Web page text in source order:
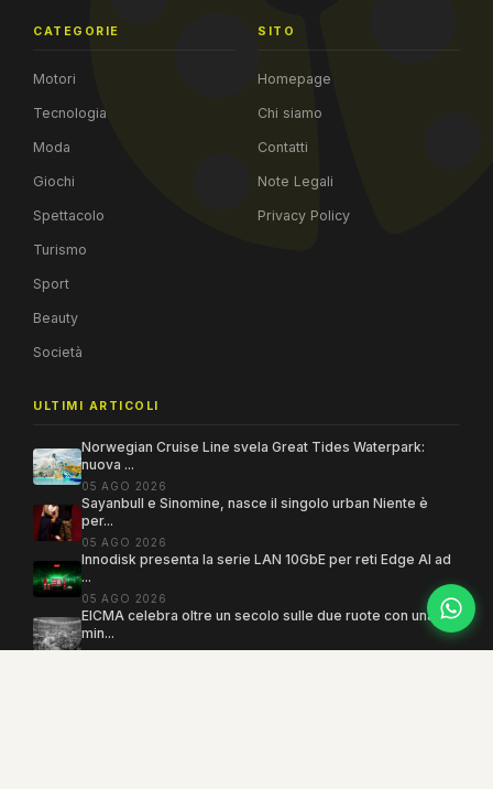
CATEGORIE
Motori
Tecnologia
Moda
Giochi
Spettacolo
Turismo
Sport
Beauty
Società
SITO
Homepage
Chi siamo
Contatti
Note Legali
Privacy Policy
ULTIMI ARTICOLI
Norwegian Cruise Line svela Great Tides Waterpark:
nuova ...
05 AGO 2026
Sayanbull e Sinomine, nasce il singolo urban Niente è
per...
05 AGO 2026
Innodisk presenta la serie LAN 10GbE per reti Edge AI ad
...
05 AGO 2026
EICMA celebra oltre un secolo sulle due ruote con una
min...
05 AGO 2026